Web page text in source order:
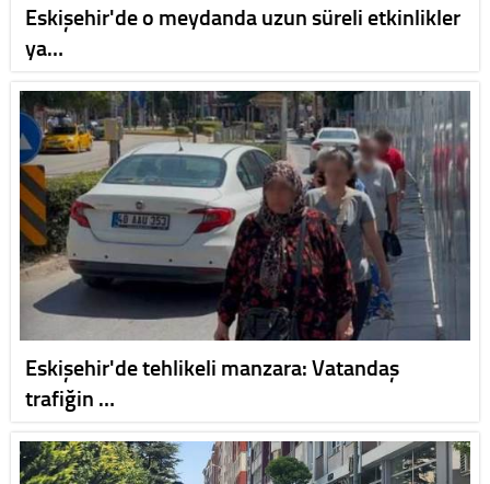
Eskişehir'de o meydanda uzun süreli etkinlikler
ya…
Eskişehir'de tehlikeli manzara: Vatandaş
trafiğin …